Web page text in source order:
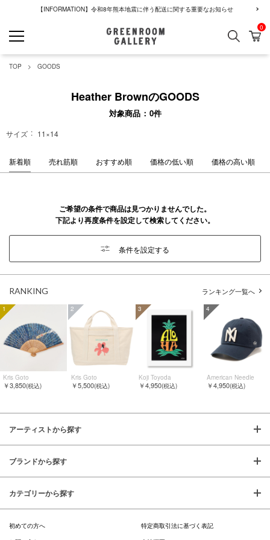
【INFORMATION】令和8年熊本地震に伴う配送に関する重要なお知らせ
検索 カ
0
TOP GOODS
Heather BrownのGOODS
対象商品 0件
サイズ 11×14
新着順 売れ筋順 おすすめ順 価格の低い順 価格の高い順
ご希望の条件で商品は見つかりませんでした。
下記より再度条件を設定して検索してください。
条件を設定する
RANKING ランキング一覧へ
1
Kris Goto
￥3,850(税込)
2
Kris Goto
￥5,500(税込)
3
Koji Toyoda
￥4,950(税込)
4
American Needle
￥4,950(税込)
アーティストから探す
ブランドから探す
カテゴリーから探す
初めての方へ
特定商取引法に基づく表記